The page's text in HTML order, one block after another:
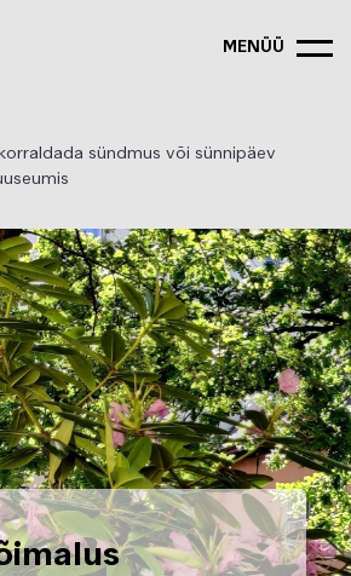
MENÜÜ
sündmus või sünnipäev